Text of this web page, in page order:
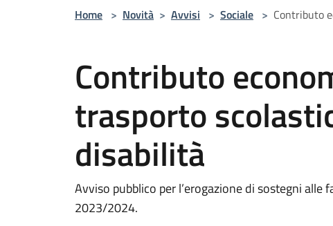
Home > Novità > Avvisi > Sociale > Contributo
Contributo
trasporto
disabilità
Avviso pubblico per l’erogazione di sostegni
2023/2024.